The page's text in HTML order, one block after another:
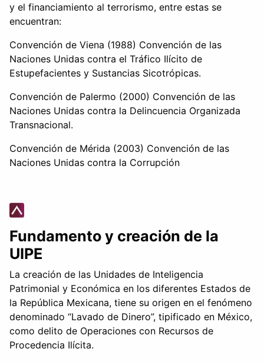
y el financiamiento al terrorismo, entre estas se
encuentran:
Convención de Viena (1988) Convención de las
Naciones Unidas contra el Tráfico Ilícito de
Estupefacientes y Sustancias Sicotrópicas.
Convención de Palermo (2000) Convención de las
Naciones Unidas contra la Delincuencia Organizada
Transnacional.
Convención de Mérida (2003) Convención de las
Naciones Unidas contra la Corrupción
Fundamento y creación de la
UIPE
La creación de las Unidades de Inteligencia
Patrimonial y Económica en los diferentes Estados de
la República Mexicana, tiene su origen en el fenómeno
denominado “Lavado de Dinero”, tipificado en México,
como delito de Operaciones con Recursos de
Procedencia Ilícita.